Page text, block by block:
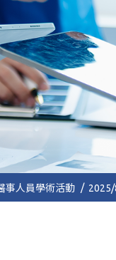
事人員學術活動 2025/